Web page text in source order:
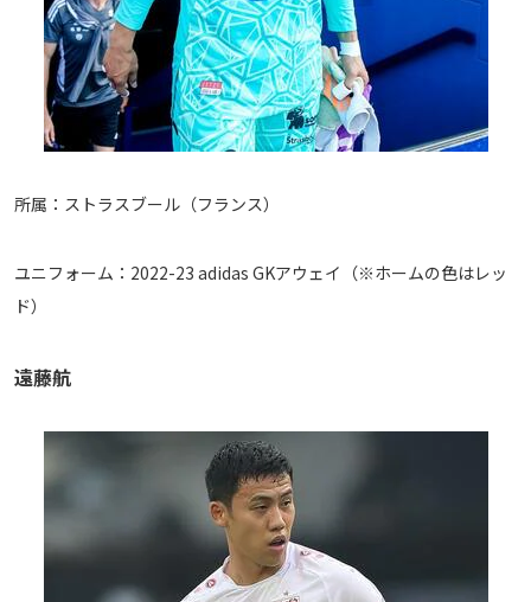
所属：ストラスブール（フランス）
ユニフォーム：2022-23 adidas GKアウェイ（※ホームの色はレッ
ド）
遠藤航